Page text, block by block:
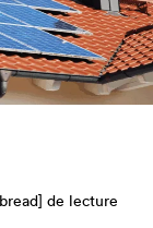
de lecture